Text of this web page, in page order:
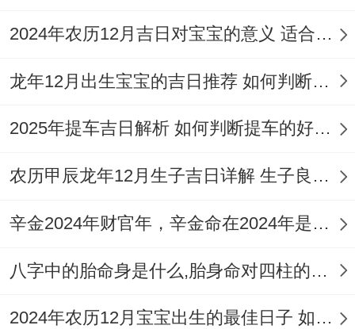
服，成服、启钻，移柩。
择2026年9月20日、| 八月初十（星期
浴，扫舍、安葬。
择2026年9月23日 | 八月十三（星期三）| 司
命（黄道吉日）| 祭祀、沐浴、修饰垣墙。
五）|、青龙（黄道吉日）| 开光，解除、拆
卸，修造、动土，安门、安葬，修坟。
2024年农历12月吉日对宝宝的意义 适合龙年宝宝出生的日子有哪些
龙年12月出生宝宝的吉日推荐 如何判断吉日是否适合宝宝
2025年提车吉日解析 如何判断提车的好日子
农历甲辰龙年12月生子吉日详解 生子良辰的影响因素
辛金2024年财官年，辛金命在2024年是财官年还是财印年
八字中的胎命身是什么,胎身命对四柱的影响
2024年农历12月宝宝出生的最佳日子 如何挑选适合的吉日